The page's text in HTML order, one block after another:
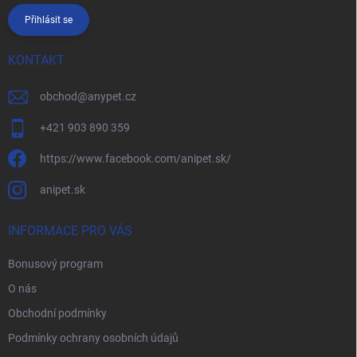
Přihlásit se
KONTAKT
obchod@anypet.cz
+421 903 890 359
https://www.facebook.com/anipet.sk/
anipet.sk
INFORMACE PRO VÁS
Bonusový program
O nás
Obchodní podmínky
Podmínky ochrany osobních údajů